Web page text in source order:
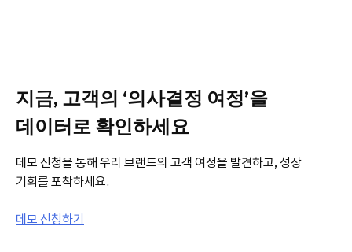
지금, 고객의 ‘의사결정 여정’을
데이터로 확인하세요
데모 신청을 통해 우리 브랜드의 고객 여정을 발견하고, 성장
기회를 포착하세요.
데모 신청하기